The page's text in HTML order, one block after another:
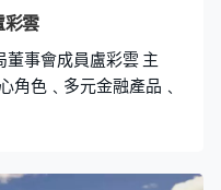
彩雲
事會成員盧彩雲 主
角色﹑多元金融產品﹑